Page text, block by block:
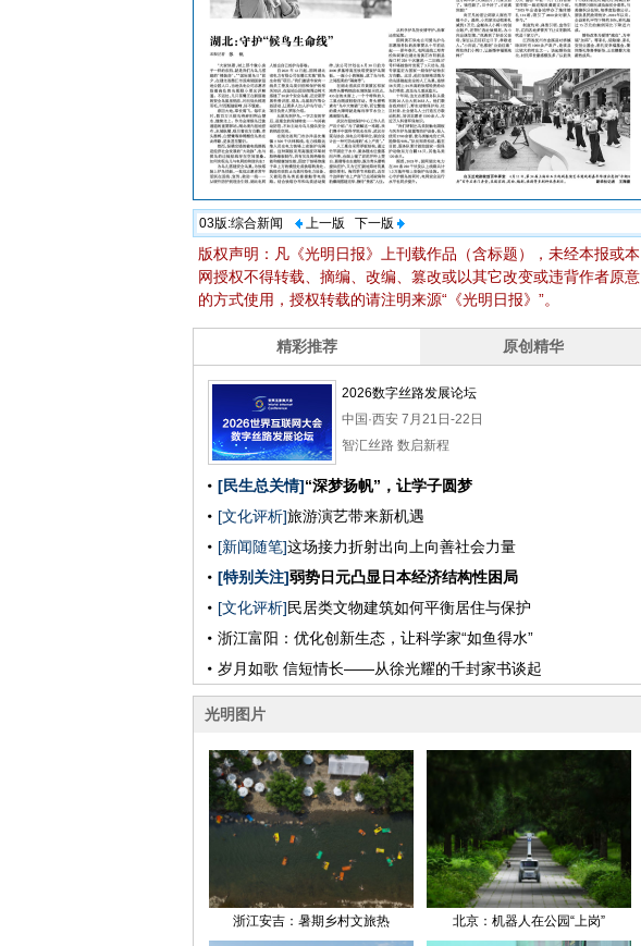
03版:综合新闻 上一版 下一版
版权声明：凡《光明日报》上刊载作品（含标题），未经本报或本
网授权不得转载、摘编、改编、篡改或以其它改变或违背作者原意
的方式使用，授权转载的请注明来源“《光明日报》”。